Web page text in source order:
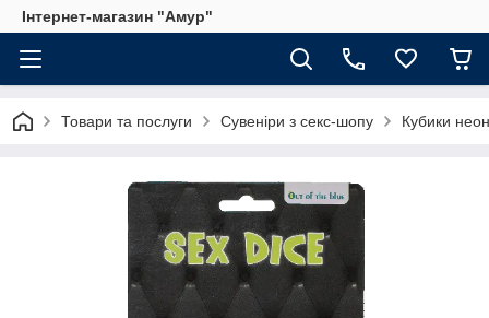
Інтернет-магазин "Амур"
Товари та послуги Сувеніри з секс-шопу Кубики